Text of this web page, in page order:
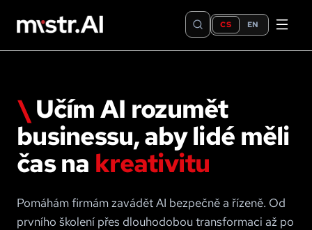
CS EN
\ Učím AI rozumět
businessu, aby lidé měli
čas na kreativitu
Pomáhám firmám zavádět AI bezpečně a řízeně. Od
prvního školení přes dlouhodobou transformaci až po